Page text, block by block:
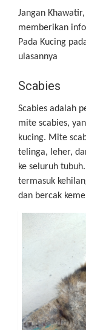
Jangan
memberikan
Pada Kucing
ulasannya
Scabies
Scabies adalah
mite scabies,
kucing. Mite
telinga, leher,
ke seluruh
termasuk
dan bercak